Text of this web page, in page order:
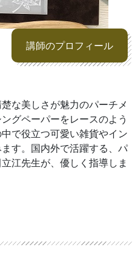
講師のプロフィール
な美しさが魅力のパーチメ
グペーパーをレースのよう
で役立つ可愛い雑貨やイン
す。国内外で活躍する、パ
江先生が、優しく指導しま